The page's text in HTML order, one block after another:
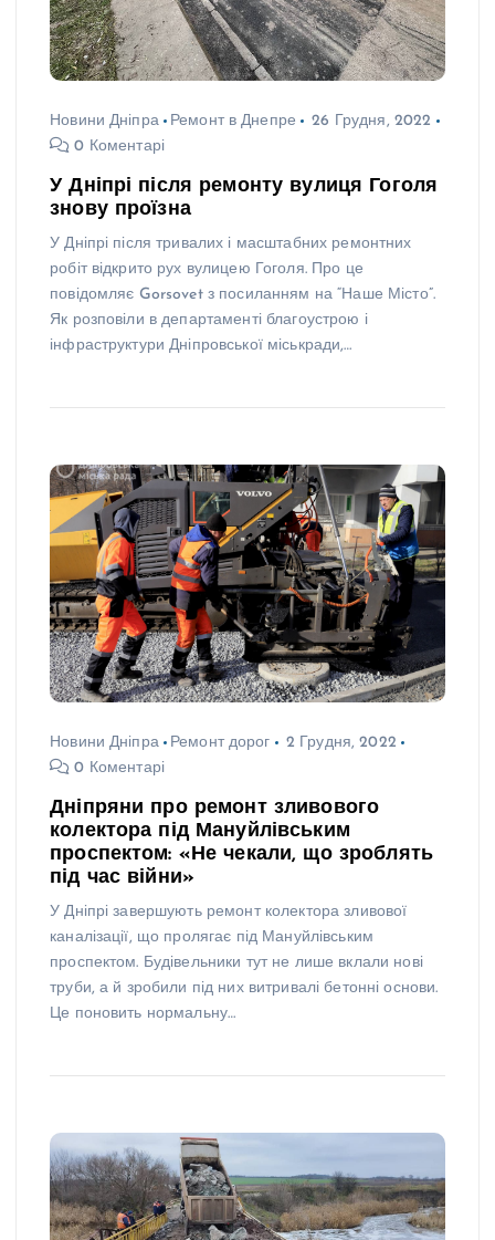
Новини Дніпра Ремонт в Днепре
26 Грудня, 2022
0 Коментарі
У Дніпрі після ремонту вулиця Гоголя
знову проїзна
У Дніпрі після тривалих і масштабних ремонтних
робіт відкрито рух вулицею Гоголя. Про це
повідомляє Gorsovet з посиланням на “Наше Місто”.
Як розповіли в департаменті благоустрою і
інфраструктури Дніпровської міськради,…
Новини Дніпра Ремонт дорог
2 Грудня, 2022
0 Коментарі
Дніпряни про ремонт зливового
колектора під Мануйлівським
проспектом: «Не чекали, що зроблять
під час війни»
У Дніпрі завершують ремонт колектора зливової
каналізації, що пролягає під Мануйлівським
проспектом. Будівельники тут не лише вклали нові
труби, а й зробили під них витривалі бетонні основи.
Це поновить нормальну…